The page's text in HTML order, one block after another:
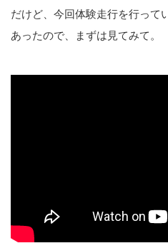
だけど、今回体験走行を行って
あったので、まずは見てみて。